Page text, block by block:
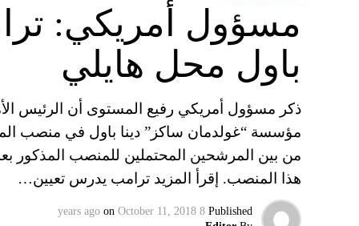
مسؤول أمريكي:
باول محل هايلي
ذكر مسؤول أمريكي رفيع المستوى أن الرئيس
مؤسسة “غولدمان ساكز” دينا باول في منصب
من بين المرشحين المحتملين للمنصب المذكور
هذا المنصب. إقرأ المزيد ترامب يدرس تعيين…
Published
8 years ago
on October 11, 2018